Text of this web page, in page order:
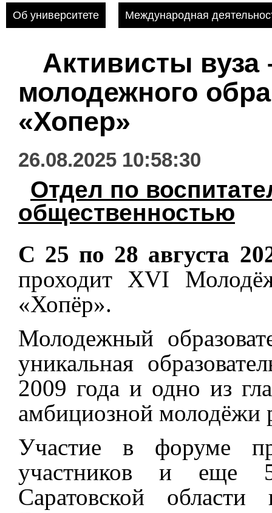
Об университете Международная
Активисты вуза
молодежного
«Хопер»
26.08.2025 10:58:30
Отдел по
общественностью
С 25 по 28 августа
проходит XVI
«Хопёр».
Молодежный
уникальная
2009 года и одно из
амбициозной молодёжи
Участие в форуме
участников и еще
Саратовской